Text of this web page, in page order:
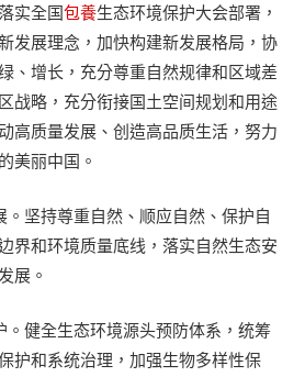
实全国包養生态环境保护大会部署，
发展理念，加快构建新发展格局，协
、增长，充分尊重自然规律和区域差
战略，充分衔接国土空间规划和用途
高质量发展、创造高品质生活，努力
美丽中国。
坚持尊重自然、顺应自然、保护自
界和环境质量底线，落实自然生态安
展。
健全生态环境源头预防体系，统筹
护和系统治理，加强生物多样性保